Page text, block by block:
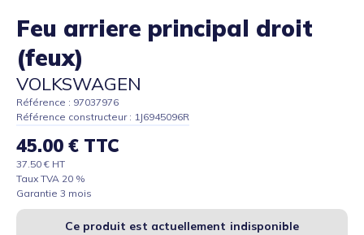
Feu arriere principal droit
(feux)
VOLKSWAGEN
Référence : 97037976
Référence constructeur : 1J6945096R
45.00 € TTC
37.50 € HT
Taux TVA 20 %
Garantie 3 mois
Ce produit est actuellement indisponible